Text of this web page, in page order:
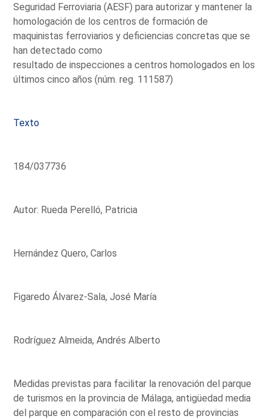
Seguridad Ferroviaria (AESF) para autorizar y mantener la
homologación de los centros de formación de
maquinistas ferroviarios y deficiencias concretas que se
han detectado como
resultado de inspecciones a centros homologados en los
últimos cinco años (núm. reg. 111587)
Texto
184/037736
Autor: Rueda Perelló, Patricia
Hernández Quero, Carlos
Figaredo Álvarez-Sala, José María
Rodríguez Almeida, Andrés Alberto
Medidas previstas para facilitar la renovación del parque
de turismos en la provincia de Málaga, antigüedad media
del parque en comparación con el resto de provincias